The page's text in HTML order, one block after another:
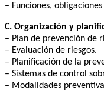
– Funciones,
C. Organización y
– Plan de prevención de
– Evaluación de riesgos.
– Planificación de la
– Sistemas de control
– Modalidades